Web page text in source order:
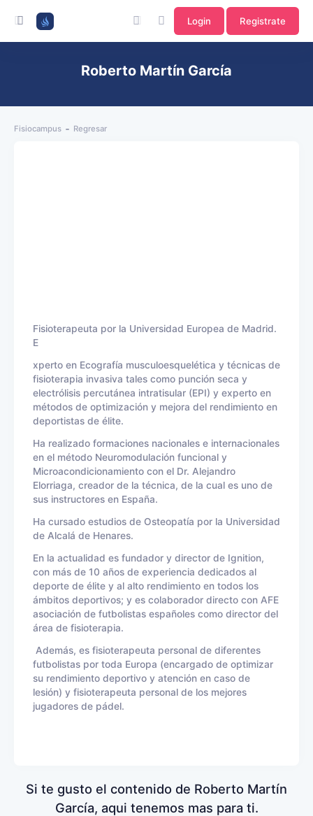
Login Registrate
Roberto Martín García
Fisiocampus Regresar
Fisioterapeuta por la Universidad Europea de Madrid.
E
xperto en Ecografía musculoesquelética y técnicas de
fisioterapia invasiva tales como punción seca y
electrólisis percutánea intratisular (EPI) y experto en
métodos de optimización y mejora del rendimiento en
deportistas de élite.
Ha realizado formaciones nacionales e internacionales
en el método Neuromodulación funcional y
Microacondicionamiento con el Dr. Alejandro
Elorriaga, creador de la técnica, de la cual es uno de
sus instructores en España.
Ha cursado estudios de Osteopatía por la Universidad
de Alcalá de Henares.
En la actualidad es fundador y director de Ignition,
con más de 10 años de experiencia dedicados al
deporte de élite y al alto rendimiento en todos los
ámbitos deportivos; y es colaborador directo con AFE
asociación de futbolistas españoles como director del
área de fisioterapia.
Además, es fisioterapeuta personal de diferentes
futbolistas por toda Europa (encargado de optimizar
su rendimiento deportivo y atención en caso de
lesión) y fisioterapeuta personal de los mejores
jugadores de pádel.
Si te gusto el contenido de Roberto Martín
García, aqui tenemos mas para ti.